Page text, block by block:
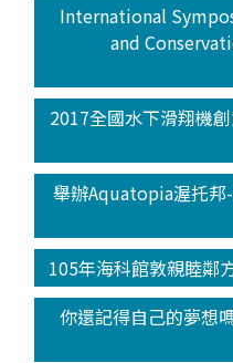
International
and
2017全國水下滑翔機
舉辦Aquatopia渥托邦
105年海科館敦親睦鄰
你還記得自己的夢想